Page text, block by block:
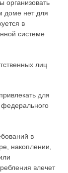
организовать
доме нет для
в
системе
лиц
для
федерального
в
накоплении,
влечет